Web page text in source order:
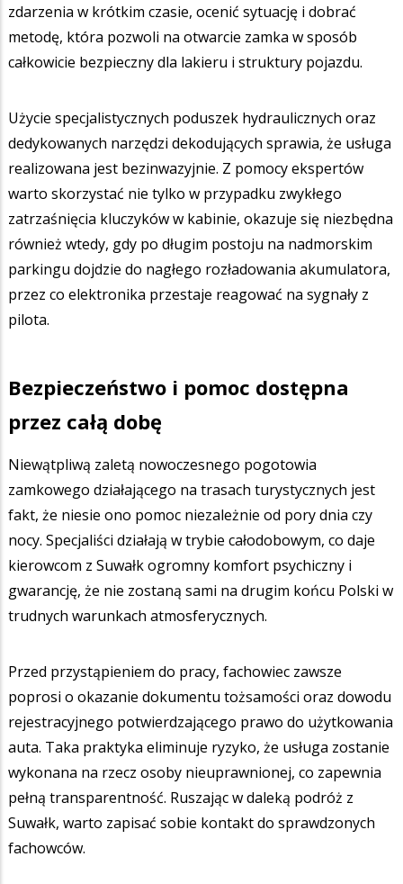
zdarzenia w krótkim czasie, ocenić sytuację i dobrać
metodę, która pozwoli na otwarcie zamka w sposób
całkowicie bezpieczny dla lakieru i struktury pojazdu.
Użycie specjalistycznych poduszek hydraulicznych oraz
dedykowanych narzędzi dekodujących sprawia, że usługa
realizowana jest bezinwazyjnie. Z pomocy ekspertów
warto skorzystać nie tylko w przypadku zwykłego
zatrzaśnięcia kluczyków w kabinie, okazuje się niezbędna
również wtedy, gdy po długim postoju na nadmorskim
parkingu dojdzie do nagłego rozładowania akumulatora,
przez co elektronika przestaje reagować na sygnały z
pilota.
Bezpieczeństwo i pomoc dostępna
przez całą dobę
Niewątpliwą zaletą nowoczesnego pogotowia
zamkowego działającego na trasach turystycznych jest
fakt, że niesie ono pomoc niezależnie od pory dnia czy
nocy. Specjaliści działają w trybie całodobowym, co daje
kierowcom z Suwałk ogromny komfort psychiczny i
gwarancję, że nie zostaną sami na drugim końcu Polski w
trudnych warunkach atmosferycznych.
Przed przystąpieniem do pracy, fachowiec zawsze
poprosi o okazanie dokumentu tożsamości oraz dowodu
rejestracyjnego potwierdzającego prawo do użytkowania
auta. Taka praktyka eliminuje ryzyko, że usługa zostanie
wykonana na rzecz osoby nieuprawnionej, co zapewnia
pełną transparentność. Ruszając w daleką podróż z
Suwałk, warto zapisać sobie kontakt do sprawdzonych
fachowców.